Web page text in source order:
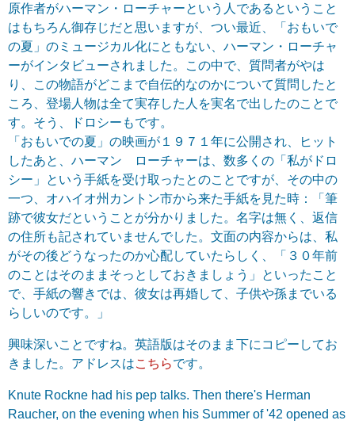
原作者がハーマン・ローチャーという人であるということ
はもちろん御存じだと思いますが、つい最近、「おもいで
の夏」のミュージカル化にともない、ハーマン・ローチャ
ーがインタビューされました。この中で、質問者がやは
り、この物語がどこまで自伝的なのかについて質問したと
ころ、登場人物は全て実存した人を実名で出したのことで
す。そう、ドロシーもです。
「おもいでの夏」の映画が１９７１年に公開され、ヒット
したあと、ハーマン ローチャーは、数多くの「私がドロ
シー」という手紙を受け取ったとのことですが、その中の
一つ、オハイオ州カントン市から来た手紙を見た時：「筆
跡で彼女だということが分かりました。名字は無く、返信
の住所も記されていませんでした。文面の内容からは、私
がその後どうなったのか心配していたらしく、「３０年前
のことはそのままそっとしておきましょう」といったこと
で、手紙の響きでは、彼女は再婚して、子供や孫までいる
らしいのです。」
興味深いことですね。英語版はそのまま下にコピーしてお
きました。アドレスはこちらです。
Knute Rockne had his pep talks. Then there's Herman
Raucher, on the evening when his Summer of '42 opened as